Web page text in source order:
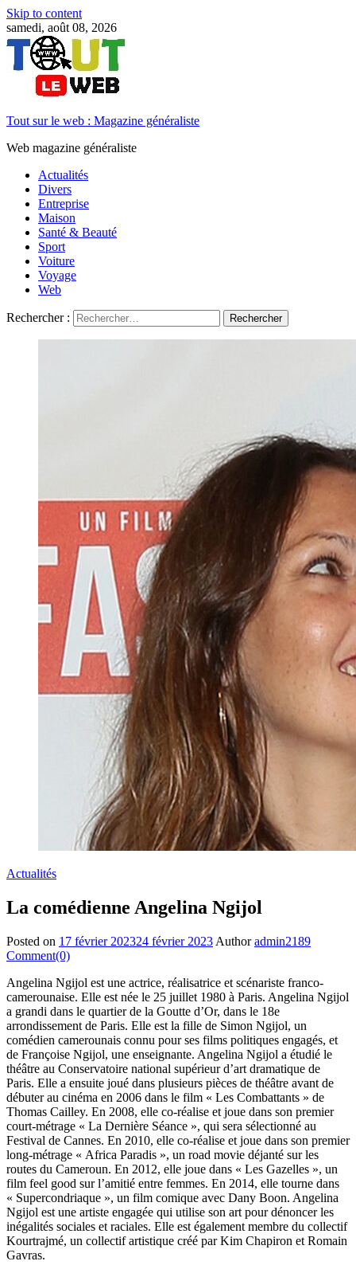
Skip to content
samedi, août 08, 2026
Tout sur le web : Magazine généraliste
Web magazine généraliste
Actualités
Divers
Entreprise
Maison
Santé & Beauté
Sport
Voiture
Voyage
Web
Rechercher :
Actualités
La comédienne Angelina Ngijol
Posted on 17 février 202324 février 2023 Author admin2189
Comment(0)
Angelina Ngijol est une actrice, réalisatrice et scénariste franco-
camerounaise. Elle est née le 25 juillet 1980 à Paris. Angelina Ngijol
a grandi dans le quartier de la Goutte d’Or, dans le 18e
arrondissement de Paris. Elle est la fille de Simon Ngijol, un
comédien camerounais connu pour ses films politiques engagés, et
de Françoise Ngijol, une enseignante. Angelina Ngijol a étudié le
théâtre au Conservatoire national supérieur d’art dramatique de
Paris. Elle a ensuite joué dans plusieurs pièces de théâtre avant de
débuter au cinéma en 2006 dans le film « Les Combattants » de
Thomas Cailley. En 2008, elle co-réalise et joue dans son premier
court-métrage « La Dernière Séance », qui sera sélectionné au
Festival de Cannes. En 2010, elle co-réalise et joue dans son premier
long-métrage « Africa Paradis », un road movie déjanté sur les
routes du Cameroun. En 2012, elle joue dans « Les Gazelles », un
film feel good sur l’amitié entre femmes. En 2014, elle tourne dans
« Supercondriaque », un film comique avec Dany Boon. Angelina
Ngijol est une artiste engagée qui utilise son art pour dénoncer les
inégalités sociales et raciales. Elle est également membre du collectif
Kourtrajmé, un collectif artistique créé par Kim Chapiron et Romain
Gavras.